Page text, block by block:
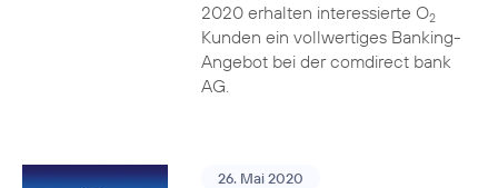
2020 erhalten interessierte O2
Kunden ein vollwertiges Banking-
Angebot bei der comdirect bank
AG.
26. Mai 2020